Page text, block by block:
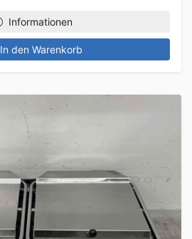
Informationen
In den Warenkorb